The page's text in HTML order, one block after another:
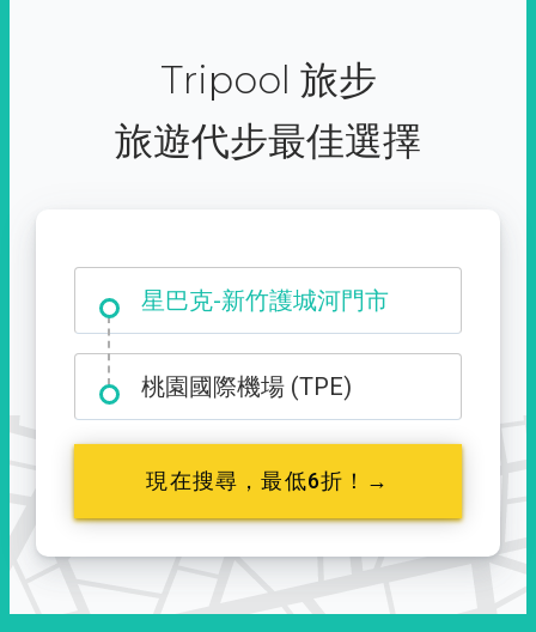
Tripool 旅步
旅遊代步最佳選擇
星巴克-新竹護城河門市
大霸尖山登山口
桃園國際機場 (TPE)
現在搜尋，最低6折！→